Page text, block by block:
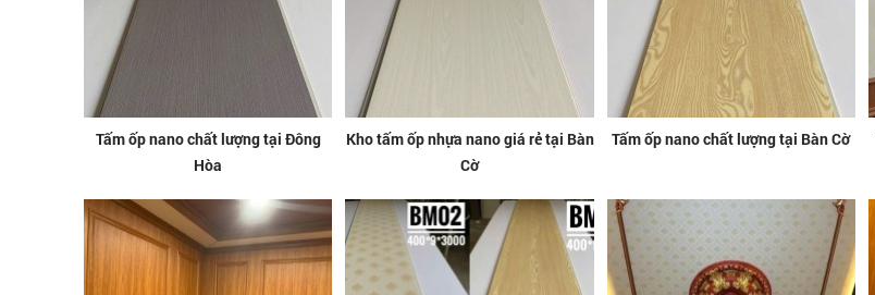
Tấm ốp nano chất lượng tại Đông
Hòa
Kho tấm ốp nhựa nano giá rẻ tại Bàn
Cờ
Tấm ốp nano chất lượng tại Bàn Cờ